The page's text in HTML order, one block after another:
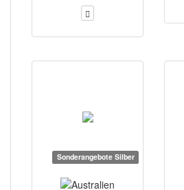
Sonderangebote Silber